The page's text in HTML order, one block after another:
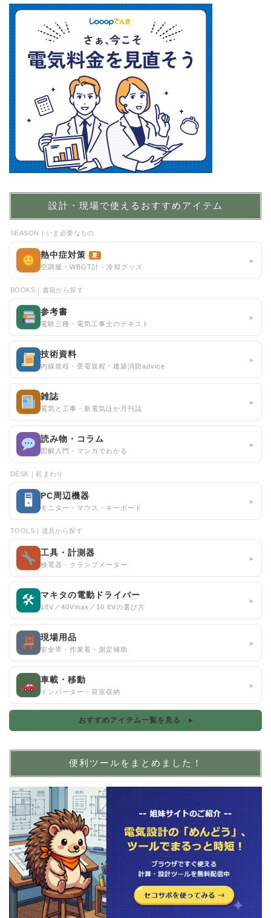
設計・現場で使えるおすすめアイテム
SEASON｜いま必要なもの
熱中症対策 夏
空調服・WBGT計・冷却グッズ
▸
BOOKS｜書籍から探す
参考書
電験三種・電気工事士のテキスト
▸
技術資料
内線規程・受電規程・建築消防advice
▸
雑誌
電気と工事・新電気ほか月刊誌
▸
読み物・コラム
図解入門・マンガでわかる
▸
DESK｜机まわり
🖥 PC周辺機器
モニター・マウス・キーボード
▸
TOOLS｜道具から探す
工具・計測器
検電器・クランプメーター
▸
🛠 マキタの電動ドライバー
18V／40Vmax／10.8Vの選び方
▸
現場用品
安全帯・作業着・測定補助
▸
車載・移動
インバーター・荷室収納
▸
おすすめアイテム一覧を見る ▸
便利ツールをまとめました！